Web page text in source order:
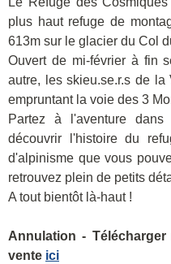
plus haut refuge de
613m sur le glacier du Col
Ouvert de mi-février à fin
autre, les skieu.se.r.s de
empruntant la voie des 3
Partez à l'aventure
découvrir l'histoire du
d'alpinisme que vous
retrouvez plein de petits
A tout bientôt là-haut !
Annulation -
vente ici